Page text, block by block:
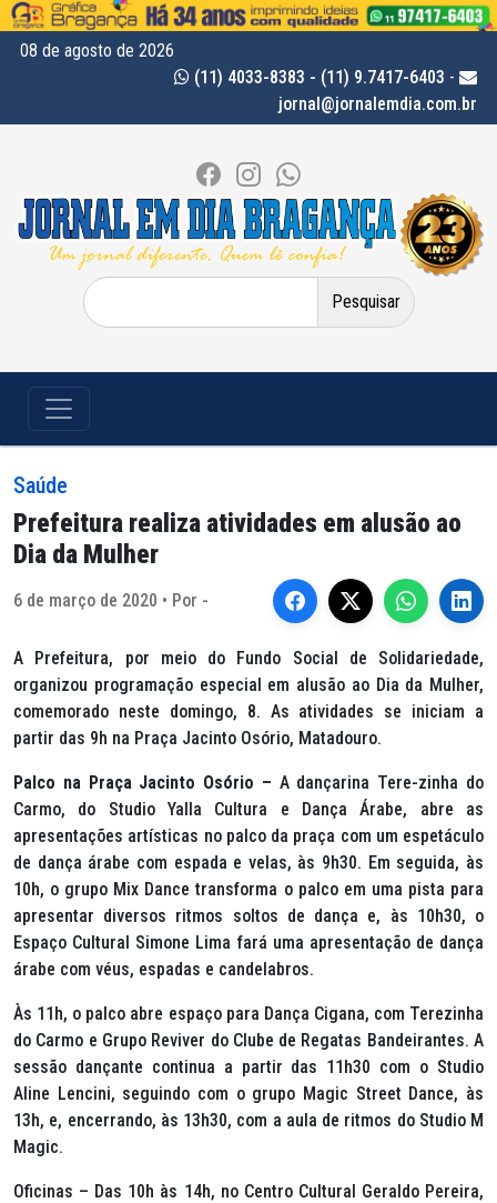
08 de agosto de 2026
(11) 4033-8383 - (11) 9.7417-6403 -
jornal@jornalemdia.com.br
Pesquisar
por:
Saúde
Prefeitura realiza atividades em alusão ao
Dia da Mulher
6 de março de 2020 • Por -
A Prefeitura, por meio do Fundo Social de Solidariedade,
organizou programação especial em alusão ao Dia da Mulher,
comemorado neste domingo, 8. As atividades se iniciam a
partir das 9h na Praça Jacinto Osório, Matadouro.
Palco na Praça Jacinto Osório – A dançarina Tere-zinha do
Carmo, do Studio Yalla Cultura e Dança Árabe, abre as
apresentações artísticas no palco da praça com um espetáculo
de dança árabe com espada e velas, às 9h30. Em seguida, às
10h, o grupo Mix Dance transforma o palco em uma pista para
apresentar diversos ritmos soltos de dança e, às 10h30, o
Espaço Cultural Simone Lima fará uma apresentação de dança
árabe com véus, espadas e candelabros.
Às 11h, o palco abre espaço para Dança Cigana, com Terezinha
do Carmo e Grupo Reviver do Clube de Regatas Bandeirantes. A
sessão dançante continua a partir das 11h30 com o Studio
Aline Lencini, seguindo com o grupo Magic Street Dance, às
13h, e, encerrando, às 13h30, com a aula de ritmos do Studio M
Magic.
Oficinas – Das 10h às 14h, no Centro Cultural Geraldo Pereira,